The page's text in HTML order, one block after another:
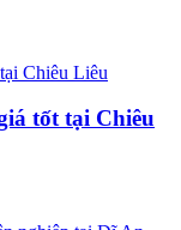
tốt tại Chiêu